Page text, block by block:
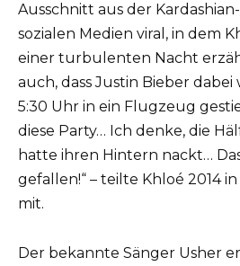
Ausschnitt aus der
sozialen Medien viral, in dem
einer turbulenten Nacht
auch, dass Justin Bieber dabei
5:30 Uhr in ein Flugzeug
diese Party… Ich denke, die
hatte ihren Hintern nackt…
gefallen!“ – teilte Khloé 2014
mit.
Der bekannte Sänger Usher